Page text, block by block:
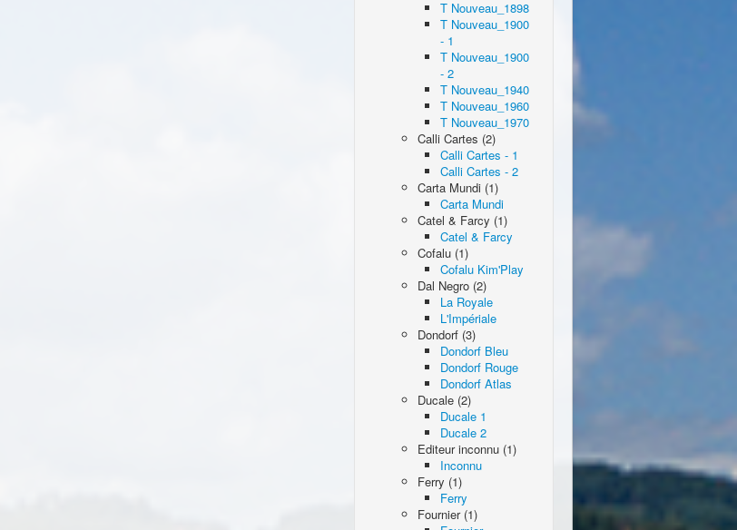
T Nouveau_1898
T Nouveau_1900
- 1
T Nouveau_1900
- 2
T Nouveau_1940
T Nouveau_1960
T Nouveau_1970
Calli Cartes (2)
Calli Cartes - 1
Calli Cartes - 2
Carta Mundi (1)
Carta Mundi
Catel & Farcy (1)
Catel & Farcy
Cofalu (1)
Cofalu Kim'Play
Dal Negro (2)
La Royale
L'Impériale
Dondorf (3)
Dondorf Bleu
Dondorf Rouge
Dondorf Atlas
Ducale (2)
Ducale 1
Ducale 2
Editeur inconnu (1)
Inconnu
Ferry (1)
Ferry
Fournier (1)